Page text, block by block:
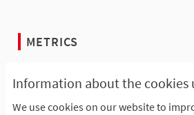
Information about the cookies
We use cookies on our website to
METRICS
Show all metrics